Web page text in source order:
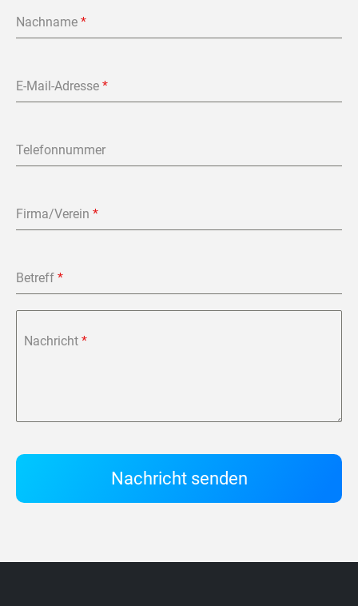
Nachname *
E-Mail-Adresse *
Telefonnummer
Firma/Verein *
Betreff *
Nachricht *
Nachricht senden